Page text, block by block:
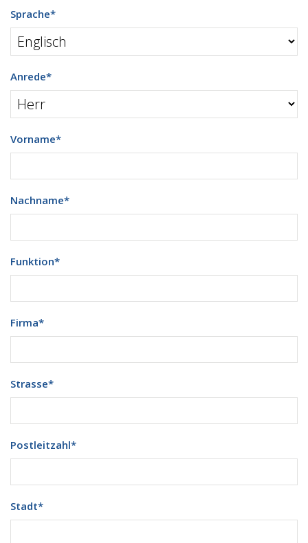
Sprache*
Anrede*
Vorname*
Nachname*
Funktion*
Firma*
Strasse*
Postleitzahl*
Stadt*